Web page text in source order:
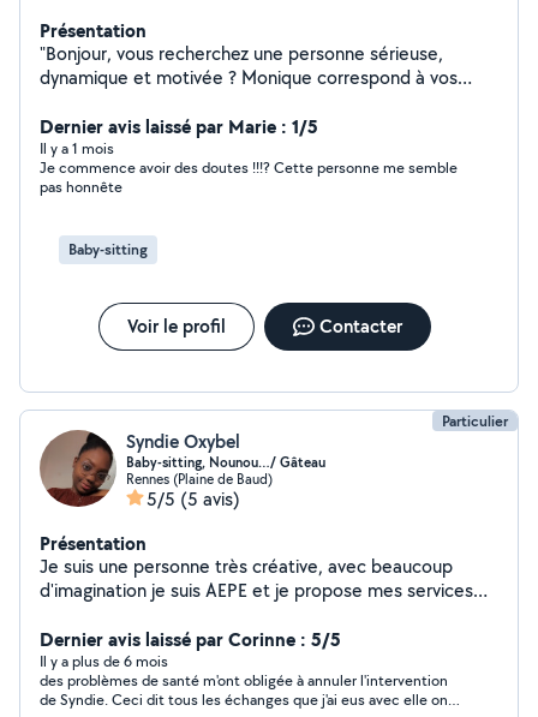
Présentation
"Bonjour, vous recherchez une personne sérieuse,
dynamique et motivée ? Monique correspond à vos
domicile, accompagnement, ménage, baby sitting,
préparation et nottoyagr de salle. Bienveillante,
serviable et le travail bien fait sont les mots d'ordre. Je
Dernier avis laissé par Marie : 1/5
Il y a 1 mois
Je commence avoir des doutes !!!? Cette personne me semble
pas honnête
Baby-sitting
Voir le profil Contacter
Particulier
Syndie Oxybel
Baby-sitting, Nounou…/ Gâteau
Rennes (Plaine de Baud)
5/5 (5 avis)
Présentation
Je suis une personne très créative, avec beaucoup
d'imagination je suis AEPE et je propose mes services
école maternelle au près des enfants de 2ans et demi à
5ans. J'ai effectué des garde d'enfants à domicile de 3 à
12ans. J'ai également travaillé en crèche pendant 1an
auprès des bébés de 2mois à 3ans. Et je donne
Dernier avis laissé par Corinne : 5/5
Il y a plus de 6 mois
des problèmes de santé m'ont obligée à annuler l'intervention
de Syndie. Ceci dit tous les échanges que j'ai eus avec elle ont